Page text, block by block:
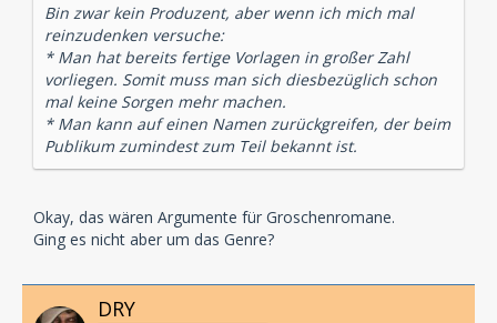
Bin zwar kein Produzent, aber wenn ich mich mal
reinzudenken versuche:
* Man hat bereits fertige Vorlagen in großer Zahl
vorliegen. Somit muss man sich diesbezüglich schon
mal keine Sorgen mehr machen.
* Man kann auf einen Namen zurückgreifen, der beim
Publikum zumindest zum Teil bekannt ist.
Okay, das wären Argumente für Groschenromane.
Ging es nicht aber um das Genre?
DRY